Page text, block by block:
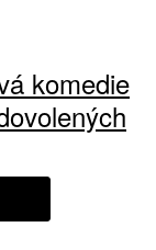
komedie